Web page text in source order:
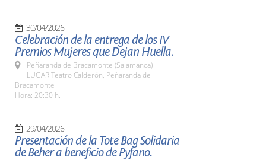
30/04/2026
Celebración de la entrega de los IV
Premios Mujeres que Dejan Huella.
Peñaranda de Bracamonte (Salamanca)
LUGAR Teatro Calderón, Peñaranda de
Bracamonte
Hora: 20:30 h.
29/04/2026
Presentación de la Tote Bag Solidaria
de Beher a beneficio de Pyfano.